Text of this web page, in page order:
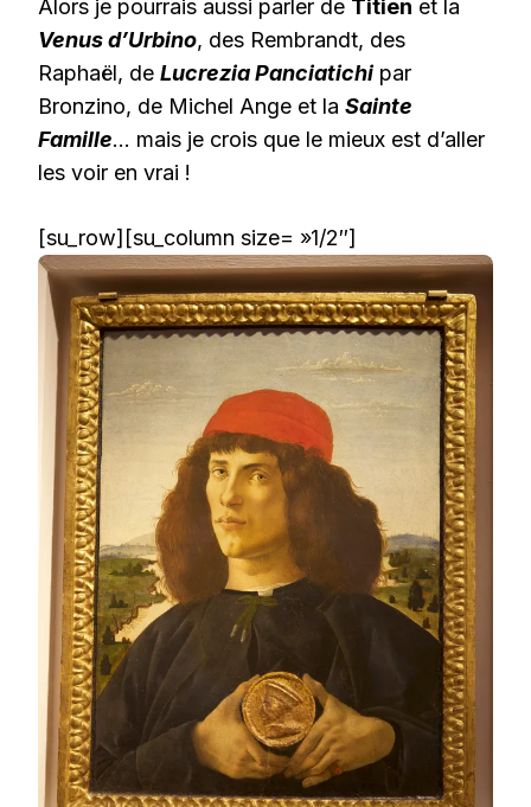
Alors je pourrais aussi parler de Titien et la
Venus d’Urbino, des Rembrandt, des
Raphaël, de Lucrezia Panciatichipar
Bronzino, de Michel Ange et la Sainte
Famille… mais je crois que le mieux est d’aller
les voir en vrai !
[su_row][su_column size= »1/2″]